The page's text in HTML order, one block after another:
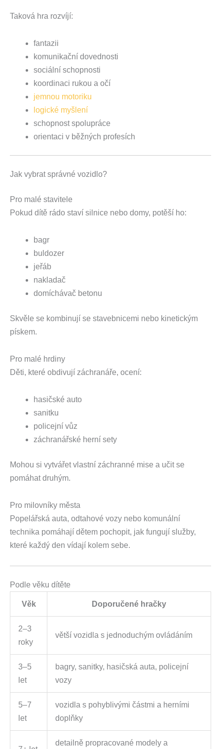
Taková hra rozvíjí:
fantazii
komunikační dovednosti
sociální schopnosti
koordinaci rukou a očí
jemnou motoriku
logické myšlení
schopnost spolupráce
orientaci v běžných profesích
Jak vybrat správné vozidlo?
Pro malé stavitele
Pokud dítě rádo staví silnice nebo domy, potěší ho:
bagr
buldozer
jeřáb
nakladač
domíchávač betonu
Skvěle se kombinují se stavebnicemi nebo kinetickým
pískem.
Pro malé hrdiny
Děti, které obdivují záchranáře, ocení:
hasičské auto
sanitku
policejní vůz
záchranářské herní sety
Mohou si vytvářet vlastní záchranné mise a učit se
pomáhat druhým.
Pro milovníky města
Popelářská auta, odtahové vozy nebo komunální
technika pomáhají dětem pochopit, jak fungují služby,
které každý den vídají kolem sebe.
Podle věku dítěte
Věk Doporučené hračky
2–3
roky
větší vozidla s jednoduchým ovládáním
3–5
let
bagry, sanitky, hasičská auta, policejní
vozy
5–7
let
vozidla s pohyblivými částmi a herními
doplňky
detailně propracované modely a